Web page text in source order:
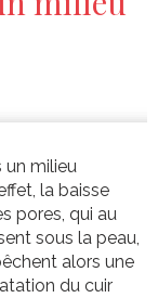
un milieu
la baisse
pores, qui au
sous la peau,
alors une
du cuir